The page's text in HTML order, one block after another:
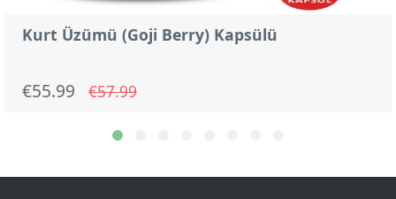
Kurt Üzümü (Goji Berry) Kapsülü
€55.99 €57.99